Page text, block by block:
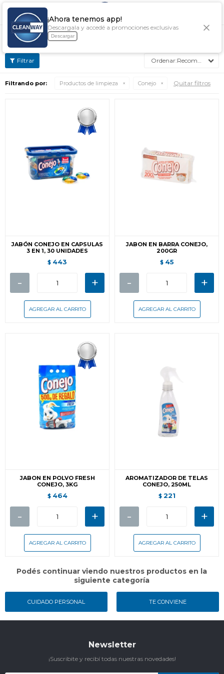
¡Ahora tenemos app!
Descargala y accedé a promociones exclusivas
Descargar

PRODUCTOS DE LIMPIEZA CONEJO
Recomendados
Filtrando por: Productos de limpieza Conejo Quitar filtros
JABÓN CONEJO EN CAPSULAS
3 EN 1, 30 UNIDADES
$ 443
- +
JABON EN BARRA CONEJO,
200GR
$ 45
- +
JABON EN POLVO FRESH
CONEJO, 3KG
$ 464
- +
AROMATIZADOR DE TELAS
CONEJO, 250ML
$ 221
- +
CUIDADO PERSONAL
Podés continuar viendo nuestros productos en la
siguiente categoría
TE CONVIENE
Newsletter
¡Suscribite y recibí todas nuestras novedades!